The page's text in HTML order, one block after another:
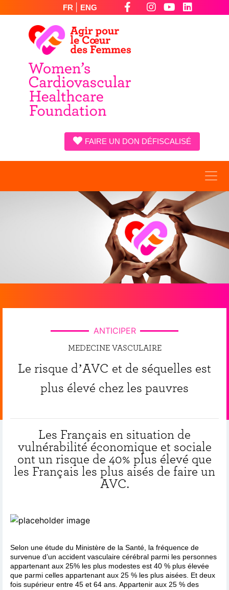
FR ENG
FAIRE UN DON DÉFISCALISÉ
ANTICIPER
MEDECINE VASCULAIRE
Le risque d’AVC et de séquelles est
plus élevé chez les pauvres
Les Français en situation de
vulnérabilité économique et sociale
ont un risque de 40% plus élevé que
les Français les plus aisés de faire un
AVC.
Selon une étude du Ministère de la Santé, la fréquence de
survenue d’un accident vasculaire cérébral parmi les personnes
appartenant aux 25% les plus modestes est 40 % plus élevée
que parmi celles appartenant aux 25 % les plus aisées. Et deux
fois supérieur entre 45 et 64 ans. Appartenir aux 25 % des